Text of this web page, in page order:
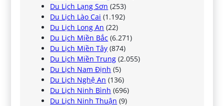
Du Lịch Lạng Sơn (253)
Du Lịch Lào Cai (1.192)
Du Lịch Long An (22)
Du Lịch Miền Bắc (6.271)
Du Lịch Miền Tây (874)
Du Lịch Miền Trung (2.055)
Du Lịch Nam Định (5)
Du Lịch Nghệ An (136)
Du Lịch Ninh Bình (696)
Du Lịch Ninh Thuận (9)